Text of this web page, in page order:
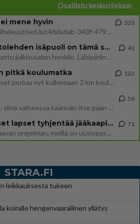
Osallistu keskusteluun
mene hyvin
https://www.iltalehti.fi/viihdeuutiset/a/c46da6ab-340f-4790-aaa7-0865eed2336 Yrityksen konkurssihakemus on tullut kärä
333
Tiesitkö? Martina Aitolehden isäpuoli on tämä suosittu laulaja
Martina Aitolehti on seurattu julkisuuden henkilö. Lähipiiriin mahtuu muitakin tunnettuja henkilöitä. Tiesitkö, että Ma
41
pitkä koulumatka
Hesarissa päivitellään lapset joutuu nyt kulkemaan 2 km kouluun jösses. Ruostefillarilla tuo matka menee vaikka miten äk
122
Mutta mies vain tuijottaa, siinä vaiheessa käännän itse pään pois. Mikä juttu? Yleensä jos joku tuijottaa tai katsoo, hä
56
Uusioperheen aikuiset lapset tyhjentää jääkaapin käydessään
Miten selvittäisitte seuraavan ongelman, meillä on uusioperhe, minulla teini-ikäiset lapset ja puolisolla aikuiset, jotk
71
STARA.FI
leikkauksesta tukeen
koiralle hengenvaarallinen yllätys